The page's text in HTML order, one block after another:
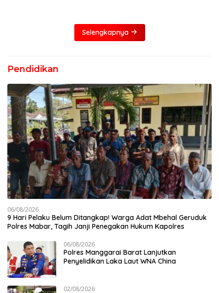
Selengkapnya
Pendidikan
06/08/2026
9 Hari Pelaku Belum Ditangkap! Warga Adat Mbehal Geruduk
Polres Mabar, Tagih Janji Penegakan Hukum Kapolres
06/08/2026
Polres Manggarai Barat Lanjutkan
Penyelidikan Laka Laut WNA China
02/08/2026